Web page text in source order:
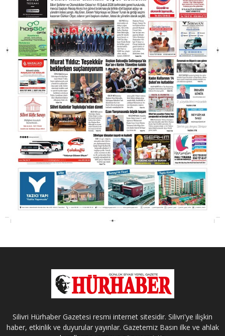
Silivri Hürhaber Gazetesi resmi internet sitesidir. Silivri'ye ilişkin
haber, etkinlik ve duyurular yayınlar. Gazetemiz Basın ilke ve ahlak